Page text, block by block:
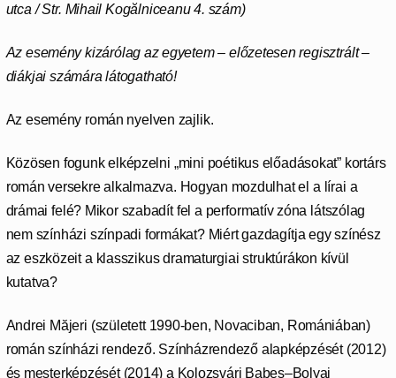
utca / Str. Mihail Kogălniceanu 4. szám)
Az esemény kizárólag az egyetem – előzetesen regisztrált –
diákjai számára látogatható!
Az esemény román nyelven zajlik.
Közösen fogunk elképzelni „mini poétikus előadásokat” kortárs
román versekre alkalmazva. Hogyan mozdulhat el a lírai a
drámai felé? Mikor szabadít fel a performatív zóna látszólag
nem színházi színpadi formákat? Miért gazdagítja egy színész
az eszközeit a klasszikus dramaturgiai struktúrákon kívül
kutatva?
Andrei Măjeri (született 1990-ben, Novaciban, Romániában)
román színházi rendező. Színházrendező alapképzését (2012)
és mesterképzését (2014) a Kolozsvári Babeș–Bolyai